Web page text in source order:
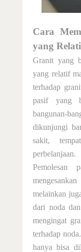
Contact Us
Cara
yang
Granit yang
yang relatif
terhadap
pasif yang
bangunan-
dikunjungi
sakit,
perbelanjaan.
Pemolesan
melainkan
dari noda
mengingat
terhadap
hanya bisa